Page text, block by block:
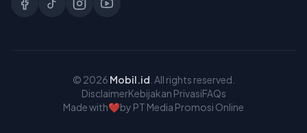
© 2026 Mobil.id . All rights reserved.
DisclaimerKebijakan PrivasiFAQs
Made with❤️by PT Media Promosi Online